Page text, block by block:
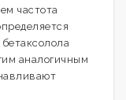
частота
аналогичным